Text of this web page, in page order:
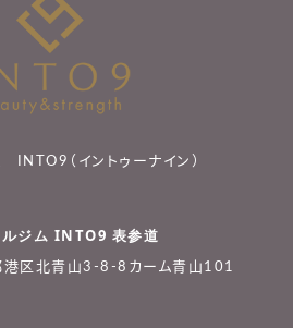
INTO9（イントゥーナイン）
ジム INTO9 表参道
区北青山3-8-8カーム青山101